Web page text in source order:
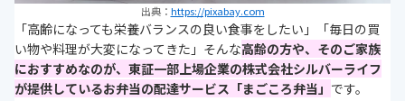
出典： https://pixabay.com
「高齢になっても栄養バランスの良い食事をしたい」「毎日の買
い物や料理が大変になってきた」そんな高齢の方や、そのご家族
におすすめなのが、 東証一部上場企業の株式会社シルバーライフ
が提供しているお弁当の配達サービス 「まごころ弁当」 です。